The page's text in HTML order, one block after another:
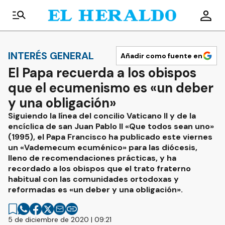
INTERÉS GENERAL Añadir como fuente en
El Papa recuerda a los obispos
que el ecumenismo es «un deber
y una obligación»
Siguiendo la línea del concilio Vaticano II y de la
encíclica de san Juan Pablo II «Que todos sean uno»
(1995), el Papa Francisco ha publicado este viernes
un «Vademecum ecuménico» para las diócesis,
lleno de recomendaciones prácticas, y ha
recordado a los obispos que el trato fraterno
habitual con las comunidades ortodoxas y
reformadas es «un deber y una obligación».
5 de diciembre de 2020 | 09:21